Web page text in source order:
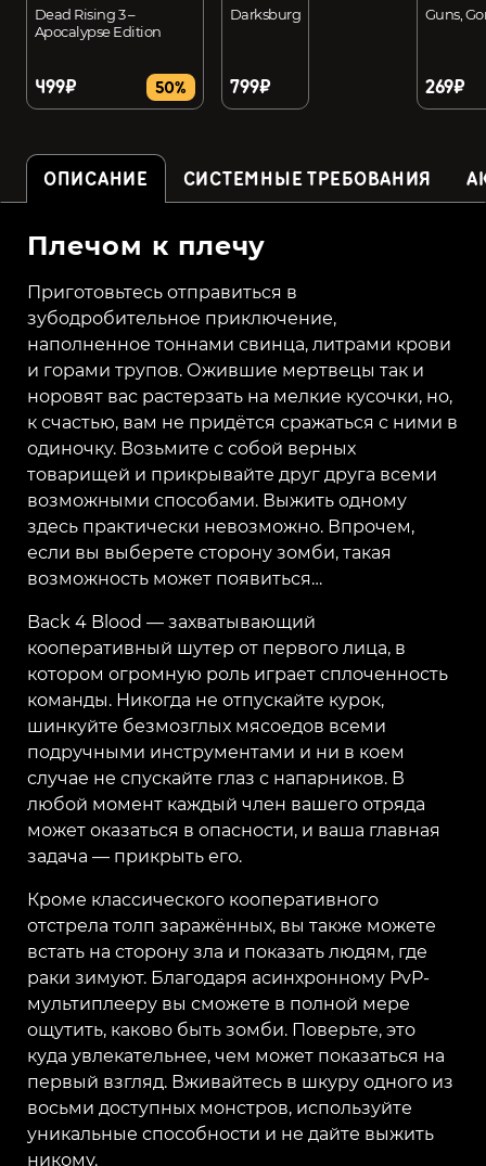
Dead Rising 3 –
Apocalypse Edition
499₽ 50%
Darksburg
799₽
Guns,
269₽
ОПИСАНИЕ СИСТЕМНЫЕ ТРЕБОВАНИЯ
Плечом к плечу
Приготовьтесь отправиться в
зубодробительное приключение,
наполненное тоннами свинца, литрами крови
и горами трупов. Ожившие мертвецы так и
норовят вас растерзать на мелкие кусочки, но,
к счастью, вам не придётся сражаться с ними в
одиночку. Возьмите с собой верных
товарищей и прикрывайте друг друга всеми
возможными способами. Выжить одному
здесь практически невозможно. Впрочем,
если вы выберете сторону зомби, такая
возможность может появиться…
Back 4 Blood — захватывающий
кооперативный шутер от первого лица, в
котором огромную роль играет сплоченность
команды. Никогда не отпускайте курок,
шинкуйте безмозглых мясоедов всеми
подручными инструментами и ни в коем
случае не спускайте глаз с напарников. В
любой момент каждый член вашего отряда
может оказаться в опасности, и ваша главная
задача — прикрыть его.
Кроме классического кооперативного
отстрела толп заражённых, вы также можете
встать на сторону зла и показать людям, где
раки зимуют. Благодаря асинхронному PvP-
мультиплееру вы сможете в полной мере
ощутить, каково быть зомби. Поверьте, это
куда увлекательнее, чем может показаться на
первый взгляд. Вживайтесь в шкуру одного из
восьми доступных монстров, используйте
уникальные способности и не дайте выжить
никому.